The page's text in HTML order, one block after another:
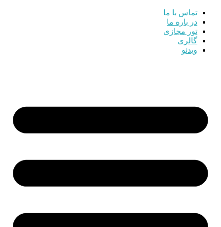
تماس با ما
در باره ما
تور مجازی
گالری
ویدئو